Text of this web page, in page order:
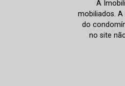
A
mobiliados.
do
no site